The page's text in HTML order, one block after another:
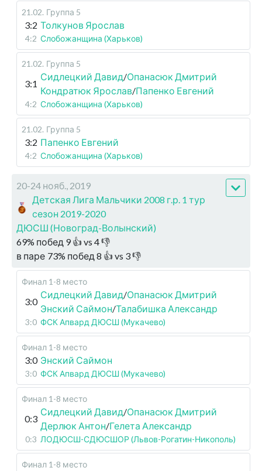
21.02. Группа 5
3:2 Толкунов Ярослав
4:2 Слобожанщина (Харьков)
21.02. Группа 5
3:1
Сидлецкий Давид/Опанасюк Дмитрий
Кондратюк Ярослав/Папенко Евгений
4:2 Слобожанщина (Харьков)
21.02. Группа 5
3:2 Папенко Евгений
4:2 Слобожанщина (Харьков)
20-24 нояб., 2019
Детская Лига Мальчики 2008 г.р. 1 тур
сезон 2019-2020
ДЮСШ (Новоград-Волынский)
69% побед 9👍 vs 4👎
в паре 73% побед 8 👍 vs 3👎
Финал 1-8 место
3:0
Сидлецкий Давид/Опанасюк Дмитрий
Энский Саймон/Талабишка Александр
3:0 ФСК Апвард ДЮСШ (Мукачево)
Финал 1-8 место
3:0 Энский Саймон
3:0 ФСК Апвард ДЮСШ (Мукачево)
Финал 1-8 место
0:3
Сидлецкий Давид/Опанасюк Дмитрий
Дерлюк Антон/Гелета Александр
0:3 ЛОДЮСШ-СДЮСШОР (Львов-Рогатин-Никополь)
Финал 1-8 место